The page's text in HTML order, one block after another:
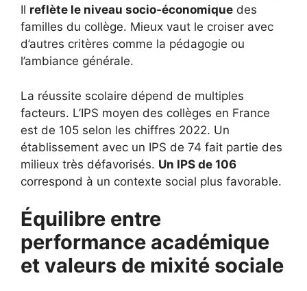
Il reflète le niveau socio-économique des
familles du collège. Mieux vaut le croiser avec
d’autres critères comme la pédagogie ou
l’ambiance générale.
La réussite scolaire dépend de multiples
facteurs. L’IPS moyen des collèges en France
est de 105 selon les chiffres 2022. Un
établissement avec un IPS de 74 fait partie des
milieux très défavorisés. Un IPS de 106
correspond à un contexte social plus favorable.
Équilibre entre
performance académique
et valeurs de mixité sociale